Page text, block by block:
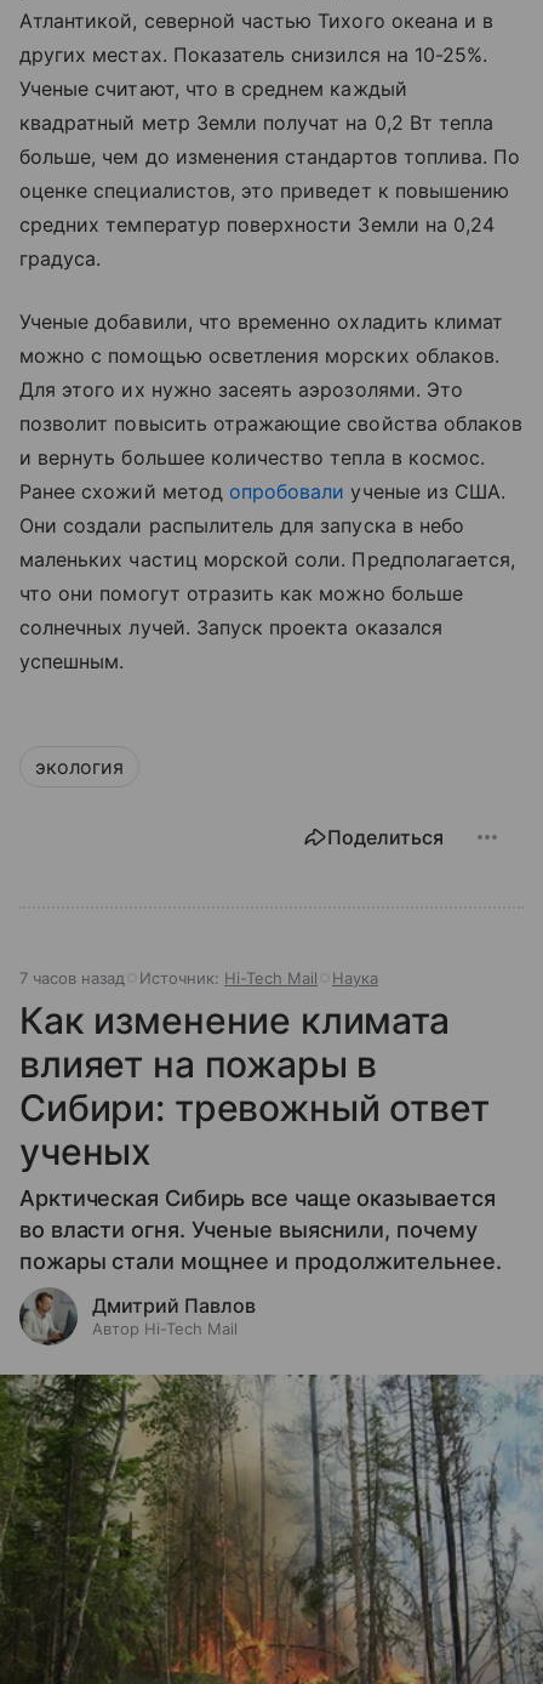
Атлантикой, северной частью Тихого океана и в
других местах. Показатель снизился на 10-25%.
Ученые считают, что в среднем каждый
квадратный метр Земли получат на 0,2 Вт тепла
больше, чем до изменения стандартов топлива. По
оценке специалистов, это приведет к повышению
средних температур поверхности Земли на 0,24
градуса.
Ученые добавили, что временно охладить климат
можно с помощью осветления морских облаков.
Для этого их нужно засеять аэрозолями. Это
позволит повысить отражающие свойства облаков
и вернуть большее количество тепла в космос.
Ранее схожий метод опробовали ученые из США.
Они создали распылитель для запуска в небо
маленьких частиц морской соли. Предполагается,
что они помогут отразить как можно больше
солнечных лучей. Запуск проекта оказался
успешным.
экология
Поделиться
7 часов назад Источник: Hi-Tech Mail Наука
Как изменение климата
влияет на пожары в
Сибири: тревожный ответ
ученых
Арктическая Сибирь все чаще оказывается
во власти огня. Ученые выяснили, почему
пожары стали мощнее и продолжительнее.
Дмитрий Павлов
Автор Hi-Tech Mail